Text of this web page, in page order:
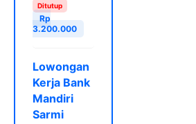
Ditutup
Rp
3.200.000
Lowongan
Kerja Bank
Mandiri
Sarmi